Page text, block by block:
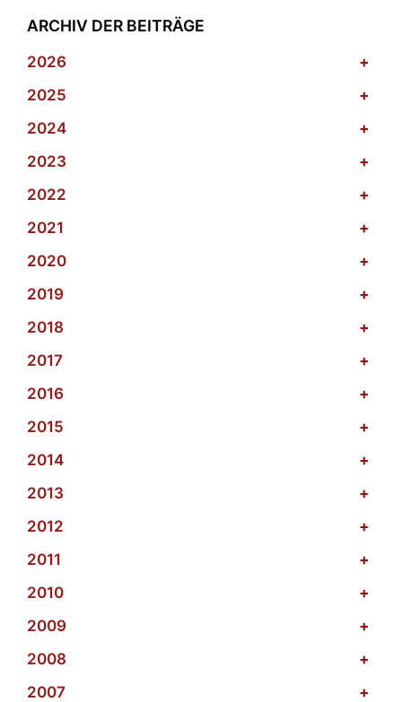
ARCHIV DER BEITRÄGE
2026
+
2025
+
2024
+
2023
+
2022
+
2021
+
2020
+
2019
+
2018
+
2017
+
2016
+
2015
+
2014
+
2013
+
2012
+
2011
+
2010
+
2009
+
2008
+
2007
+